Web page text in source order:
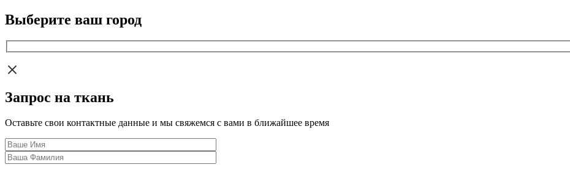
Выберите ваш город
Запрос на ткань
Оставьте свои контактные данные и мы свяжемся с вами в ближайшее время